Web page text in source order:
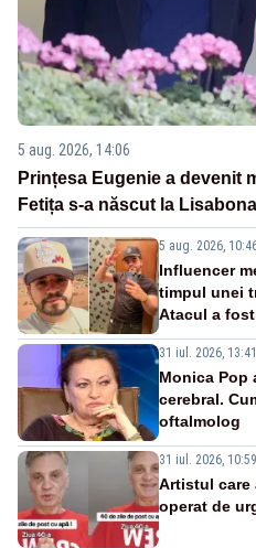
5 aug. 2026, 14:06
Prințesa Eugenie a devenit
Fetița s-a născut la Lisabona
5 aug. 2026,
Influencer
timpul unei
Atacul a
31 iul. 2026, 13:41
Monica Pop
cerebral.
oftalmolog
31 iul. 2026, 10:59
Artistul care
operat de